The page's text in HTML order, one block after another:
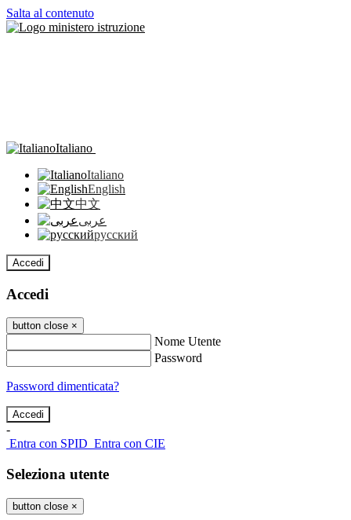
Salta al contenuto
Italiano
Italiano
English
中文
عربى
русский
Accedi
Accedi
button close ×
Nome Utente
Password
Password dimenticata?
-
Entra con SPID Entra con CIE
Seleziona utente
button close ×